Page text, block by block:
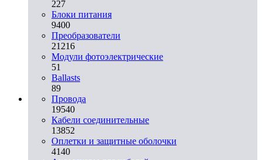
227
Блоки питания
9400
Преобразователи
21216
Модули фотоэлектрические
51
Ballasts
89
Провода
19540
Кабели соединительные
13852
Оплетки и защитные оболочки
4140